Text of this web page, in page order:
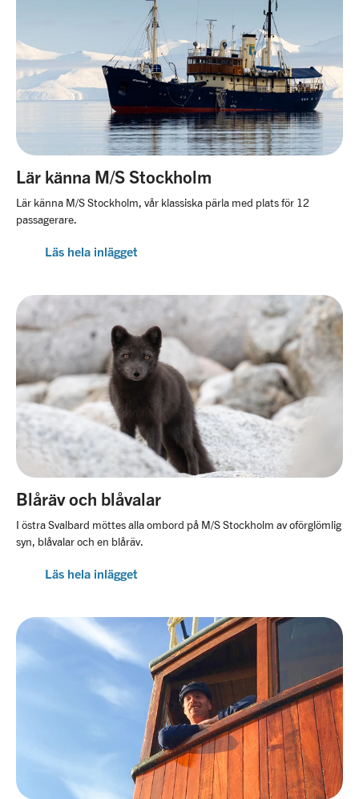
Lär känna M/S Stockholm
Lär känna M/S Stockholm, vår klassiska pärla med plats för 12
passagerare.
Läs hela inlägget
Blåräv och blåvalar
I östra Svalbard möttes alla ombord på M/S Stockholm av oförglömlig
syn, blåvalar och en blåräv.
Läs hela inlägget